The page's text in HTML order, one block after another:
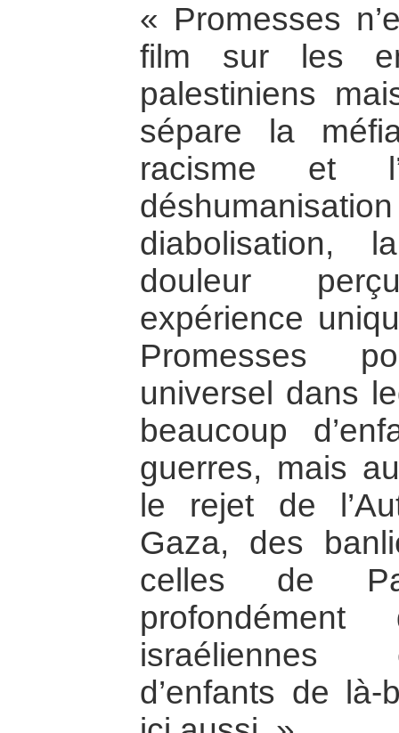
« Promesses
film sur les
palestiniens
sépare la
racisme et
diabolisation,
douleur
expérience
Promesses
universel dans
beaucoup
guerres, mais
le rejet de
Gaza, des
celles de
israéliennes
d’enfants de